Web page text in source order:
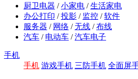
厨卫电器 /小家电 /生活家电
办公打印 /投影 / 监控 /软件
服务器 / 网络 /无线 /布线
汽车 / 电动车 /汽车电子
手机
手机 游戏手机 三防手机 全面屏